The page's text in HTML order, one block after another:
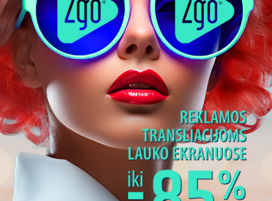
Rakverė Hapsalu